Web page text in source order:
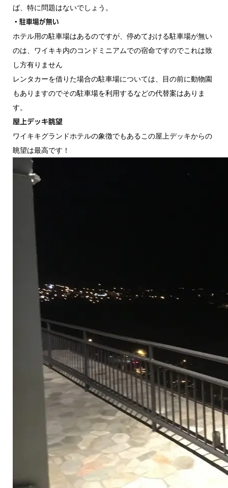
ば、特に問題はないでしょう。
・駐車場が無い
ホテル用の駐車場はあるのですが、停めておける駐車場が無い
のは、ワイキキ内のコンドミニアムでの宿命ですのでこれは致
し方有りません
レンタカーを借りた場合の駐車場については、目の前に動物園
もありますのでその駐車場を利用するなどの代替案はありま
す。
屋上デッキ眺望
ワイキキグランドホテルの象徴でもあるこの屋上デッキからの
眺望は最高です！